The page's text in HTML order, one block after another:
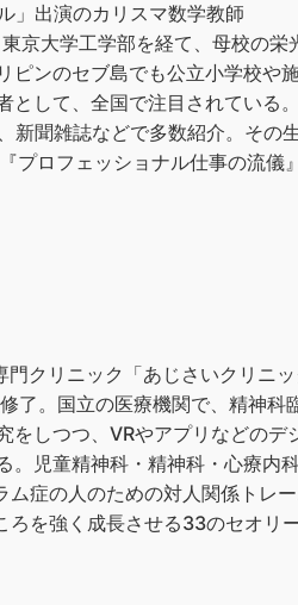
」出演のカリスマ数学教師
京大学工学部を経て、母校の
ンのセブ島でも公立小学校や
として、全国で注目されている
聞雑誌などで多数紹介。その
ロフェッショナル仕事の流儀
クリニック「あじさいクリニ
了。国立の医療機関で、精神
しつつ、VRやアプリなどの
児童精神科・精神科・心療内
症の人のための対人関係トレ
を強く成長させる33のセオリ